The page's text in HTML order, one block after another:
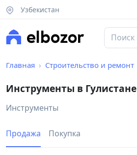
Узбекистан
Главная Строительство и ремонт
Инструменты в Гулистане
Инструменты
Продажа Покупка